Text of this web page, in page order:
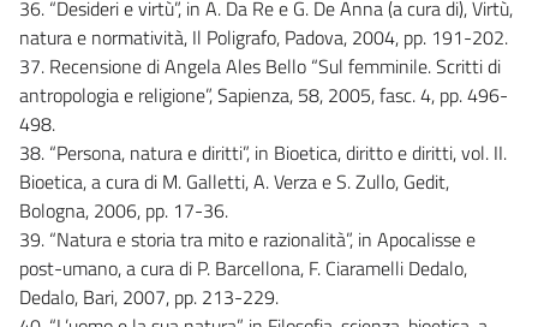
36. “Desideri e virtù”, in A. Da Re e G. De Anna (a cura di), Virtù,
natura e normatività, Il Poligrafo, Padova, 2004, pp. 191-202.
37. Recensione di Angela Ales Bello “Sul femminile. Scritti di
antropologia e religione”, Sapienza, 58, 2005, fasc. 4, pp. 496-
498.
38. “Persona, natura e diritti”, in Bioetica, diritto e diritti, vol. II.
Bioetica, a cura di M. Galletti, A. Verza e S. Zullo, Gedit,
Bologna, 2006, pp. 17-36.
39. “Natura e storia tra mito e razionalità”, in Apocalisse e
post-umano, a cura di P. Barcellona, F. Ciaramelli Dedalo,
Dedalo, Bari, 2007, pp. 213-229.